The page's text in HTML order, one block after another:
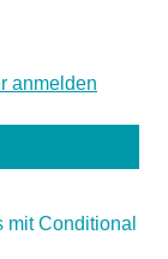
Conditional